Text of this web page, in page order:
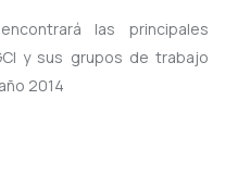
las principales
y sus grupos de trabajo
2014